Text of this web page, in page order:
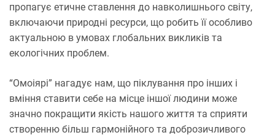
пропагує етичне ставлення до навколишнього світу,
включаючи природні ресурси, що робить її особливо
актуальною в умовах глобальних викликів та
екологічних проблем.
“Омоіярі” нагадує нам, що піклування про інших і
вміння ставити себе на місце іншої людини може
значно покращити якість нашого життя та сприяти
створенню більш гармонійного та доброзичливого